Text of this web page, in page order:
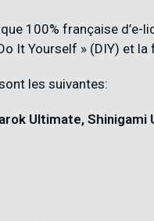
100% française
It Yourself » (DIY) et
les suivantes:
Ultimate, Shinigami